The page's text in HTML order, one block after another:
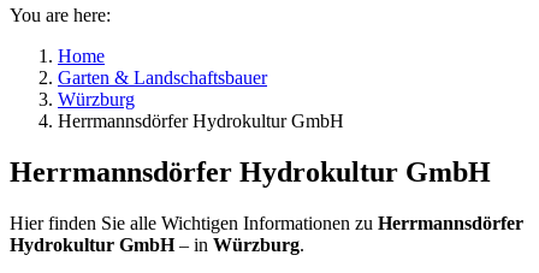
You are here:
Home
Garten & Landschaftsbauer
Würzburg
Herrmannsdörfer Hydrokultur GmbH
Herrmannsdörfer Hydrokultur GmbH
Hier finden Sie alle Wichtigen Informationen zu Herrmannsdörfer
Hydrokultur GmbH– in Würzburg.